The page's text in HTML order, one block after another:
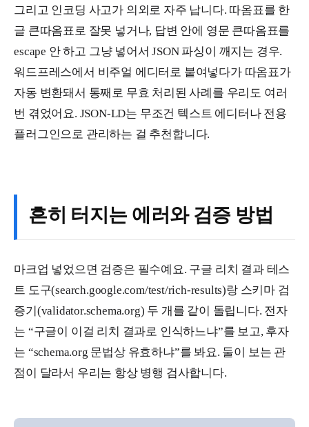
그리고 인코딩 사고가 의외로 자주 납니다. 따옴표를 한
글 큰따옴표로 잘못 넣거나, 답변 안에 영문 큰따옴표를
escape 안 하고 그냥 넣어서 JSON 파싱이 깨지는 경우.
워드프레스에서 비주얼 에디터로 붙여넣다가 따옴표가
자동 변환돼서 통째로 무효 처리된 사례를 우리도 여러
번 겪었어요. JSON-LD는 무조건 텍스트 에디터나 전용
플러그인으로 관리하는 걸 추천합니다.
흔히 터지는 에러와 검증 방법
마크업 넣었으면 검증은 필수예요. 구글 리치 결과 테스
트 도구(search.google.com/test/rich-results)랑 스키마 검
증기(validator.schema.org) 두 개를 같이 돌립니다. 전자
는 “구글이 이걸 리치 결과로 인식하느냐”를 보고, 후자
는 “schema.org 문법상 유효하냐”를 봐요. 둘이 보는 관
점이 달라서 우리는 항상 병행 검사합니다.